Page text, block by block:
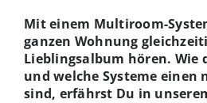
Mit einem Multiroom-
ganzen Wohnung
Lieblingsalbum hören.
und welche Systeme einen
sind, erfährst Du in